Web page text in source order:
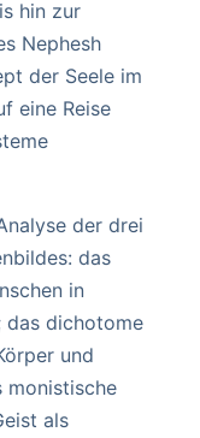
hin zur
Nephesh
der Seele im
eine Reise
der drei
das
in
das dichotome
und
monistische
als